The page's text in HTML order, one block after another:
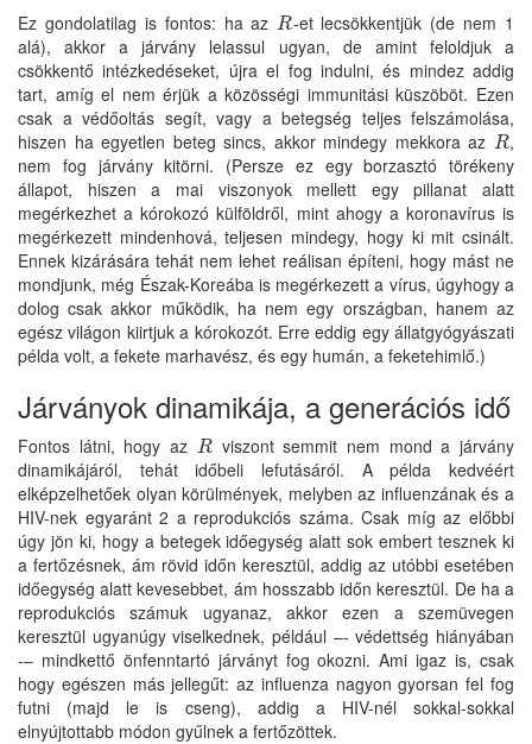
Ez gondolatilag is fontos: ha az R
R-et lecsökkentjük (de nem 1
alá), akkor a járvány lelassul ugyan, de amint feloldjuk a
csökkentő intézkedéseket, újra el fog indulni, és mindez addig
tart, amíg el nem érjük a közösségi immunitási küszöböt. Ezen
csak a védőoltás segít, vagy a betegség teljes felszámolása,
hiszen ha egyetlen beteg sincs, akkor mindegy mekkora az R
R ,
nem fog járvány kitörni. (Persze ez egy borzasztó törékeny
állapot, hiszen a mai viszonyok mellett egy pillanat alatt
megérkezhet a kórokozó külföldről, mint ahogy a koronavírus is
megérkezett mindenhová, teljesen mindegy, hogy ki mit csinált.
Ennek kizárására tehát nem lehet reálisan építeni, hogy mást ne
mondjunk, még Észak-Koreába is megérkezett a vírus, úgyhogy a
dolog csak akkor működik, ha nem egy országban, hanem az
egész világon kiirtjuk a kórokozót. Erre eddig egy állatgyógyászati
példa volt, a fekete marhavész, és egy humán, a feketehimlő.)
Járványok dinamikája, a generációs idő
Fontos látni, hogy az R
Rviszont semmit nem mond a járvány
dinamikájáról, tehát időbeli lefutásáról. A példa kedvéért
elképzelhetőek olyan körülmények, melyben az influenzának és a
HIV-nek egyaránt 2 a reprodukciós száma. Csak míg az előbbi
úgy jön ki, hogy a betegek időegység alatt sok embert tesznek ki
a fertőzésnek, ám rövid időn keresztül, addig az utóbbi esetében
időegység alatt kevesebbet, ám hosszabb időn keresztül. De ha a
reprodukciós számuk ugyanaz, akkor ezen a szemüvegen
keresztül ugyanúgy viselkednek, például –- védettség hiányában
-– mindkettő önfenntartó járványt fog okozni. Ami igaz is, csak
hogy egészen más jellegűt: az influenza nagyon gyorsan fel fog
futni (majd le is cseng), addig a HIV-nél sokkal-sokkal
elnyújtottabb módon gyűlnek a fertőzöttek.